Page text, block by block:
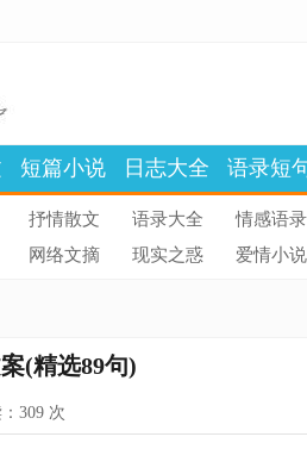
短篇小说 日志大全 语录短
抒情散文 语录大全 情感语录
网络文摘 现实之惑 爱情小说
(精选89句)
309 次